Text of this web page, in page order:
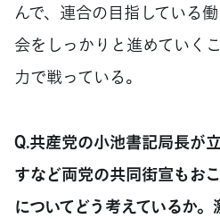
んで、連合の目指している
会をしっかりと進めていく
力で戦っている。
Q.共産党の小池書記局長が
すなど両党の共同街宣もお
についてどう考えているか